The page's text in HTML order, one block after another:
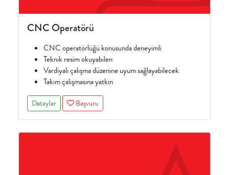
CNC Operatörü
CNC operatörlüğü konusunda deneyimli
Teknik resim okuyabilen
Vardiyalı çalışma düzenine uyum sağlayabilecek
Takım çalışmasına yatkın
Detaylar Başvuru